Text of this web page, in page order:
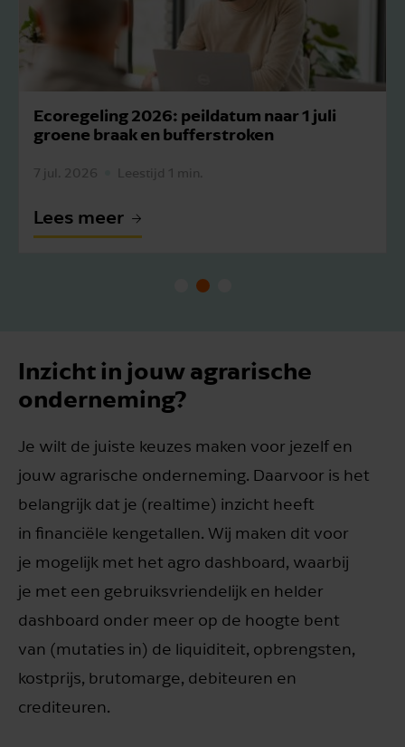
Ecoregeling 2026: peildatum naar 1 juli
groene braak en bufferstroken
7 jul. 2026 Leestijd 1 min.
Lees meer
Inzicht in jouw agrarische
onderneming?
Je wilt de juiste keuzes maken voor jezelf en
jouw agrarische onderneming. Daarvoor is het
belangrijk dat je (realtime) inzicht heeft
in financiële kengetallen. Wij maken dit voor
je mogelijk met het agro dashboard, waarbij
je met een gebruiksvriendelijk en helder
dashboard onder meer op de hoogte bent
van (mutaties in) de liquiditeit, opbrengsten,
kostprijs, brutomarge, debiteuren en
crediteuren.